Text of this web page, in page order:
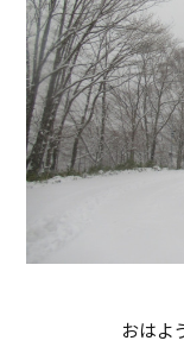
おはようご